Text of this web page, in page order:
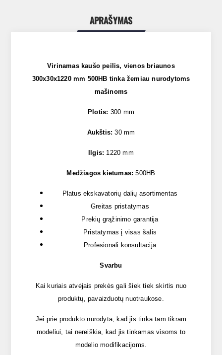
APRAŠYMAS
Virinamas kaušo peilis, vienos briaunos
300x30x1220 mm 500HB tinka žemiau nurodytoms
mašinoms
Plotis: 300 mm
Aukštis:30 mm
Ilgis: 1220 mm
Medžiagos kietumas: 500HB
Platus ekskavatorių dalių asortimentas
Greitas pristatymas
Prekių grąžinimo garantija
Pristatymas į visas šalis
Profesionali konsultacija
Svarbu
Kai kuriais atvėjais prekės gali šiek tiek skirtis nuo
produktų, pavaizduotų nuotraukose.
Jei prie produkto nurodyta, kad jis tinka tam tikram
modeliui, tai nereiškia, kad jis tinkamas visoms to
modelio modifikacijoms.